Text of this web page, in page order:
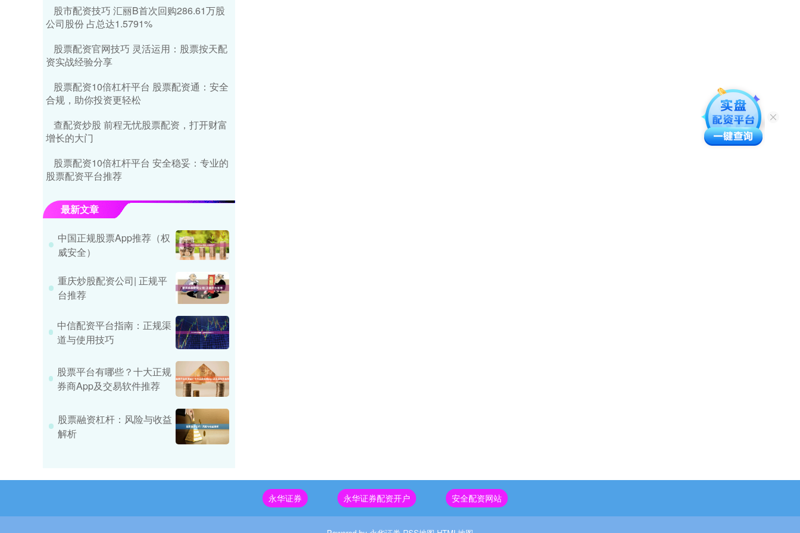
股市配资技巧 汇丽B首次回购286.61万股
公司股份 占总达1.5791%
股票配资官网技巧 灵活运用：股票按天配
资实战经验分享
股票配资10倍杠杆平台 股票配资通：安全
合规，助你投资更轻松
查配资炒股 前程无忧股票配资，打开财富
增长的大门
股票配资10倍杠杆平台 安全稳妥：专业的
股票配资平台推荐
最新文章
中国正规股票App推荐（权
威安全）
重庆炒股配资公司| 正规平
台推荐
中信配资平台指南：正规渠
道与使用技巧
股票平台有哪些？十大正规
券商App及交易软件推荐
股票融资杠杆：风险与收益
解析
永华证券 永华证券配资开户 安全配资网站